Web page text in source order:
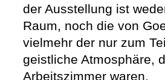
der Ausstellung ist
Raum, noch die von
vielmehr der nur zum
geistliche Atmosphäre,
Arbeitszimmer waren.